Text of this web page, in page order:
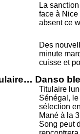
La
face à Nice
absent ce
Des
minute
cuisse et
Danso
Titulaire
Sénégal,
sélection
Mané à la
Song peut